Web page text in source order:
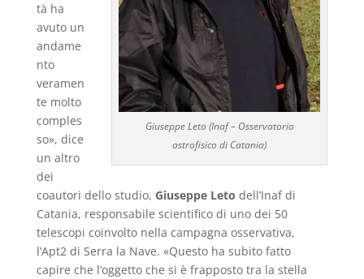
Giuseppe Leto (Inaf – Osservatorio
astrofisico di Catania)
tà ha
avuto un
andame
nto
veramen
te molto
comples
so», dice
un altro
dei
coautori dello studio, Giuseppe Leto dell’Inaf di
Catania, responsabile scientifico di uno dei 50
telescopi coinvolto nella campagna osservativa,
l’Apt2 di Serra la Nave. «Questo ha subito fatto
capire che l’oggetto che si è frapposto tra la stella